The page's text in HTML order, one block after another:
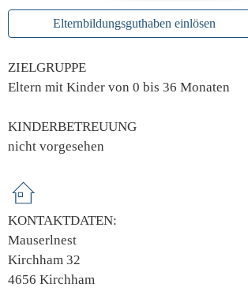
Elternbildungsguthaben einlösen
ZIELGRUPPE
Eltern mit Kinder von 0 bis 36 Monaten
KINDERBETREUUNG
nicht vorgesehen
KONTAKTDATEN:
Mauserlnest
Kirchham 32
4656 Kirchham